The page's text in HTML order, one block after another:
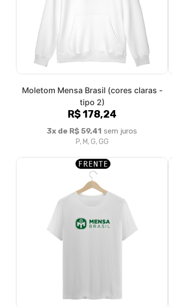
Moletom Mensa Brasil (cores claras -
tipo 2)
R$ 178,24
3x de R$ 59,41 sem juros
P, M, G, GG